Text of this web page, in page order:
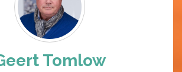
Tomlow